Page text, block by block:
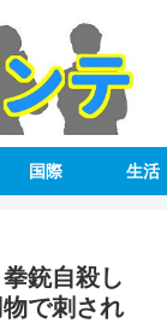
国際 生活
銃自殺し
で刺され